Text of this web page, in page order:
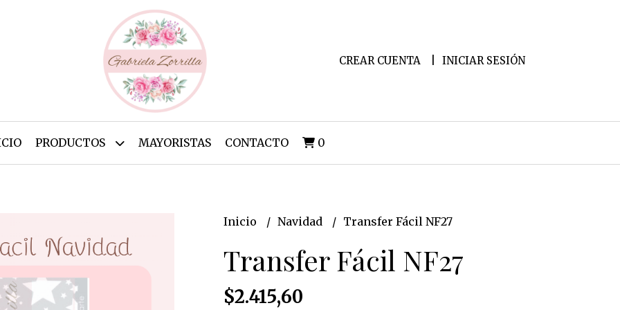
CREAR CUENTA INICIAR SESIÓN
PRODUCTOS MAYORISTAS CONTACTO 0
Inicio Navidad Transfer Fácil NF27
Transfer Fácil NF27
$2.415,60